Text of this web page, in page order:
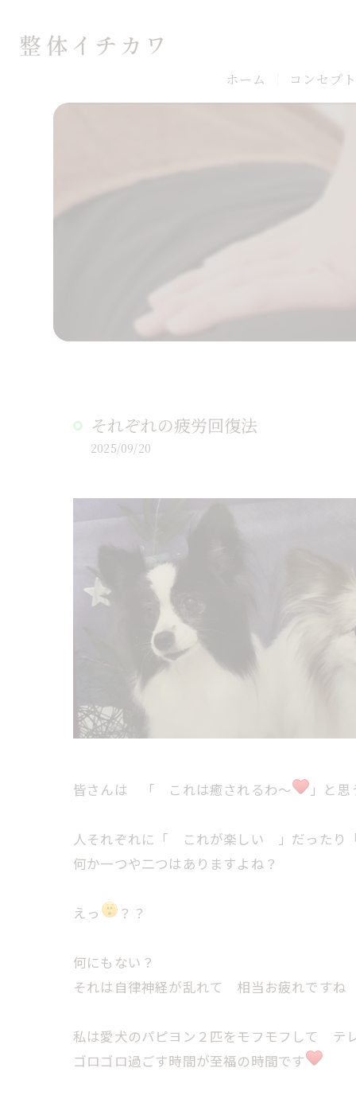
ホーム コンセプト
それぞれの疲労回復法
2025/09/20
皆さんは 「 これは癒されるわ～ 」と
人それぞれに「 これが楽しい 」だった
何か一つや二つはありますよね？
えっ ？？
何にもない？
それは自律神経が乱れて 相当お疲れですね
私は愛犬のパピヨン２匹をモフモフして テ
ゴロゴロ過ごす時間が至福の時間です